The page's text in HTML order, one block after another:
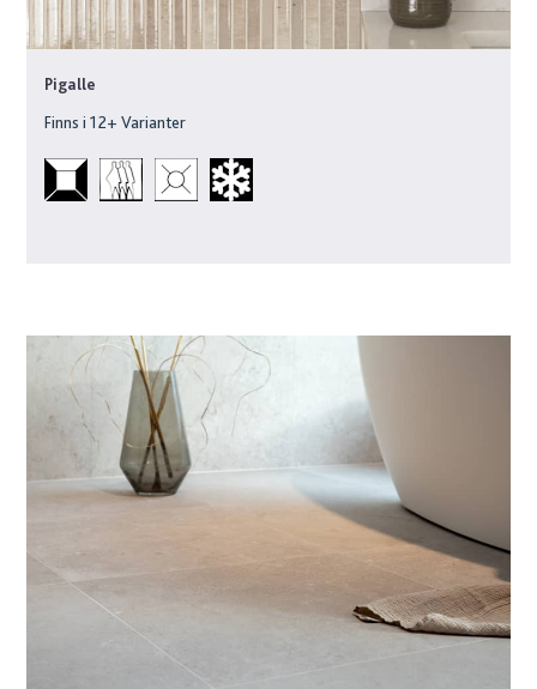
Pigalle
Finns i12+ Varianter